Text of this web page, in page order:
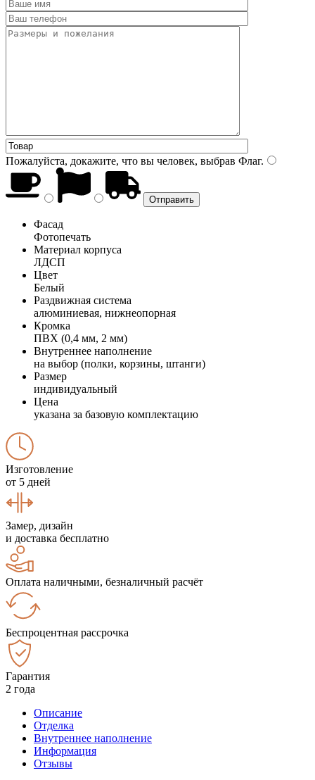
Пожалуйста, докажите, что вы человек, выбрав Флаг.
Фасад
Фотопечать
Материал корпуса
ЛДСП
Цвет
Белый
Раздвижная система
алюминиевая, нижнеопорная
Кромка
ПВХ (0,4 мм, 2 мм)
Внутреннее наполнение
на выбор (полки, корзины, штанги)
Размер
индивидуальный
Цена
указана за базовую комплектацию
Изготовление
от 5 дней
Замер, дизайн
и доставка бесплатно
Оплата наличными, безналичный расчёт
Беспроцентная рассрочка
Гарантия
2 года
Описание
Отделка
Внутреннее наполнение
Информация
Отзывы